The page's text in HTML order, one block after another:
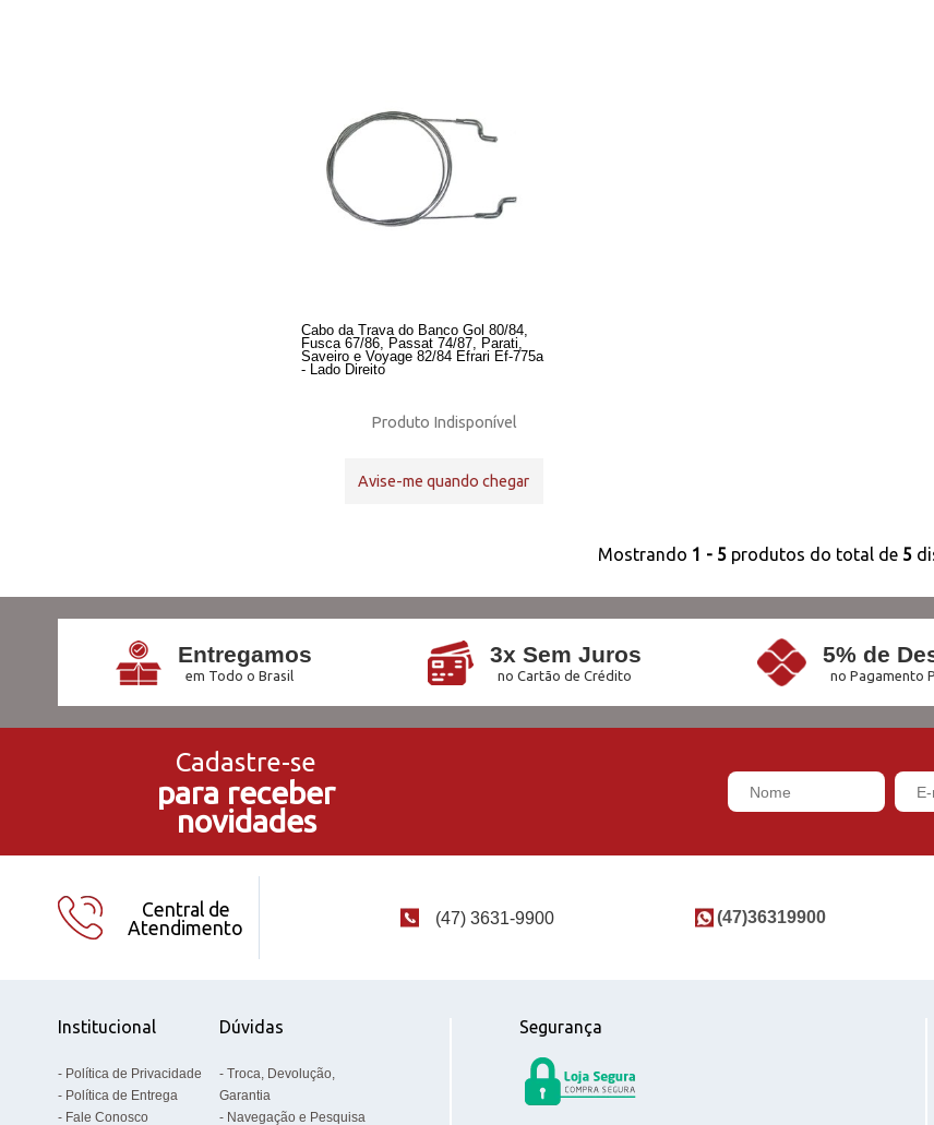
Cabo da Trava do Banco Gol 80/84,
Fusca 67/86, Passat 74/87, Parati,
Saveiro e Voyage 82/84 Efrari Ef-775a
- Lado Direito
Produto Indisponível
Avise-me quando chegar
Mostrando 1 - 5 produtos do total de 5
Entregamos
em Todo o Brasil
3x Sem Juros
no Cartão de Crédito
5% de
no Pagamento
Cadastre-se
para receber
novidades
Central de
Atendimento
(47) 3631-9900 (47)36319900
Institucional
Política de Privacidade
Política de Entrega
Fale Conosco
Dúvidas
Troca, Devolução,
Garantia
Navegação e Pesquisa
Segurança